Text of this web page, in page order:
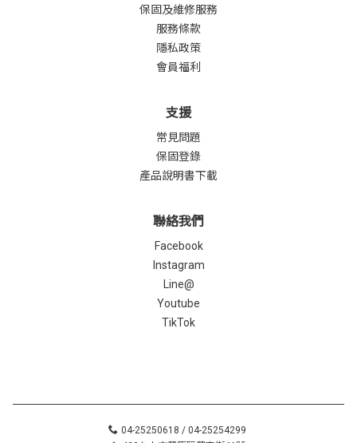
保固及維修服務
服務條款
隱私政策
會員福利
支援
常見問題
保固登錄
產品說明書下載
聯絡我們
Facebook
Instagram
Line@
Youtube
TikTok
04-25250618 / 04-25254299